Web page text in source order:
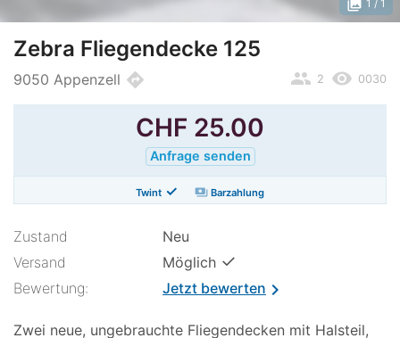
photo_library 1 / 1
Zebra Fliegendecke 125
9050 Appenzell directions remove_red_eye 0030
people 2
CHF 25.00
Anfrage senden
Twint ✓ payments Barzahlung
Zustand
Neu
Versand
Möglich ✓
Bewertung: Jetzt bewertenchevron_right
Zwei neue, ungebrauchte Fliegendecken mit Halsteil,